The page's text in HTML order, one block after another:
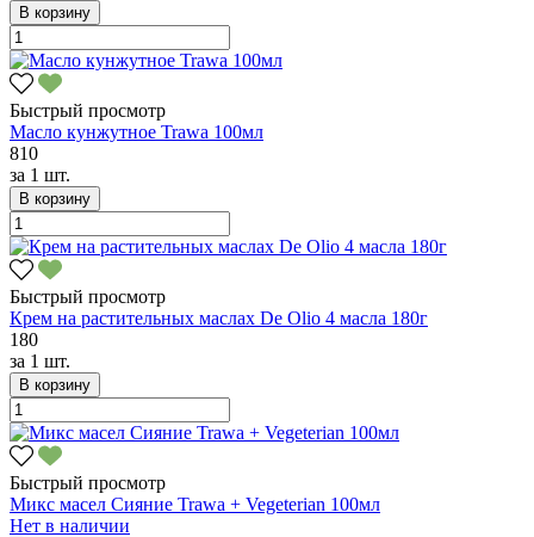
В корзину
Быстрый просмотр
Масло кунжутное Trawa 100мл
810
за 1 шт.
В корзину
Быстрый просмотр
Крем на растительных маслах De Оlio 4 масла 180г
180
за 1 шт.
В корзину
Быстрый просмотр
Микс масел Сияние Trawa + Vegeterian 100мл
Нет в наличии